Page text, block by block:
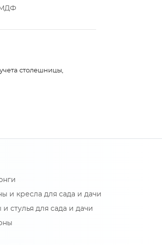
столешницы,
и кресла для сада и дачи
и стулья для сада и дачи